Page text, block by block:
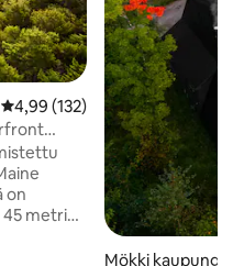
Keskimääräinen arvio 4,99/5,
4,99 (132)
on
45 metrin
Mökki